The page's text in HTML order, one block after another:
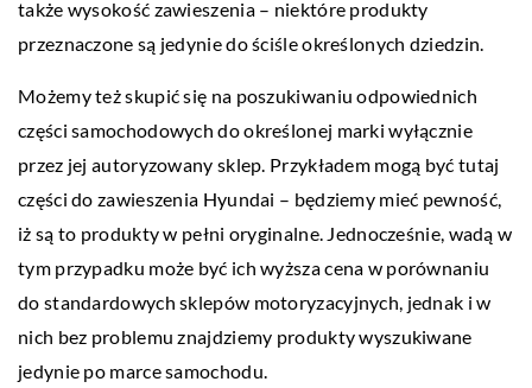
także wysokość zawieszenia – niektóre produkty
przeznaczone są jedynie do ściśle określonych dziedzin.
Możemy też skupić się na poszukiwaniu odpowiednich
części samochodowych do określonej marki wyłącznie
przez jej autoryzowany sklep. Przykładem mogą być tutaj
części do zawieszenia Hyundai – będziemy mieć pewność,
iż są to produkty w pełni oryginalne. Jednocześnie, wadą w
tym przypadku może być ich wyższa cena w porównaniu
do standardowych sklepów motoryzacyjnych, jednak i w
nich bez problemu znajdziemy produkty wyszukiwane
jedynie po marce samochodu.